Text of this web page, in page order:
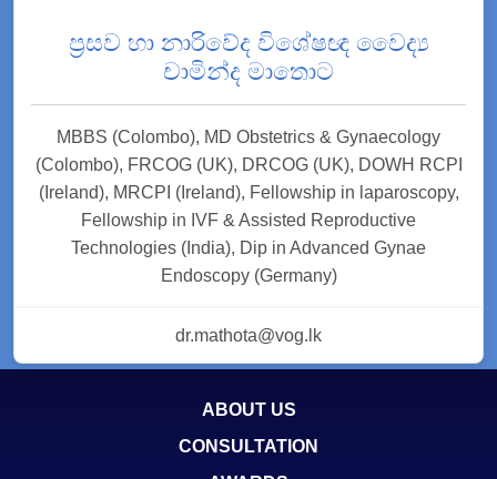
ප්‍රසව හා නාරිවේද විශේෂඥ වෛද්‍ය
චාමින්ද මාතොට
MBBS (Colombo), MD Obstetrics & Gynaecology
(Colombo), FRCOG (UK), DRCOG (UK), DOWH RCPI
(Ireland), MRCPI (Ireland), Fellowship in laparoscopy,
Fellowship in IVF & Assisted Reproductive
Technologies (India), Dip in Advanced Gynae
Endoscopy (Germany)
dr.mathota@vog.lk
ABOUT US
CONSULTATION